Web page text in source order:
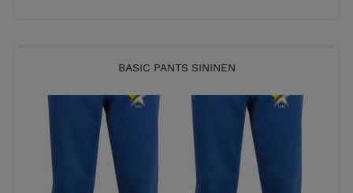
BASIC PANTS SININEN